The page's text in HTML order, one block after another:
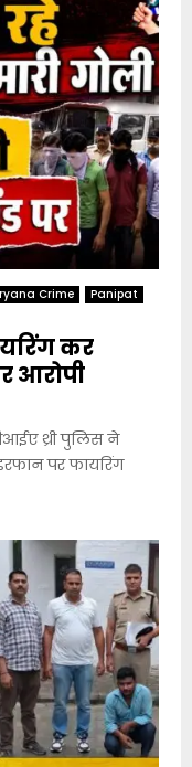
Crime
Panipat
कर
आरोपी
थ्री पुलिस ने
पर फायरिंग